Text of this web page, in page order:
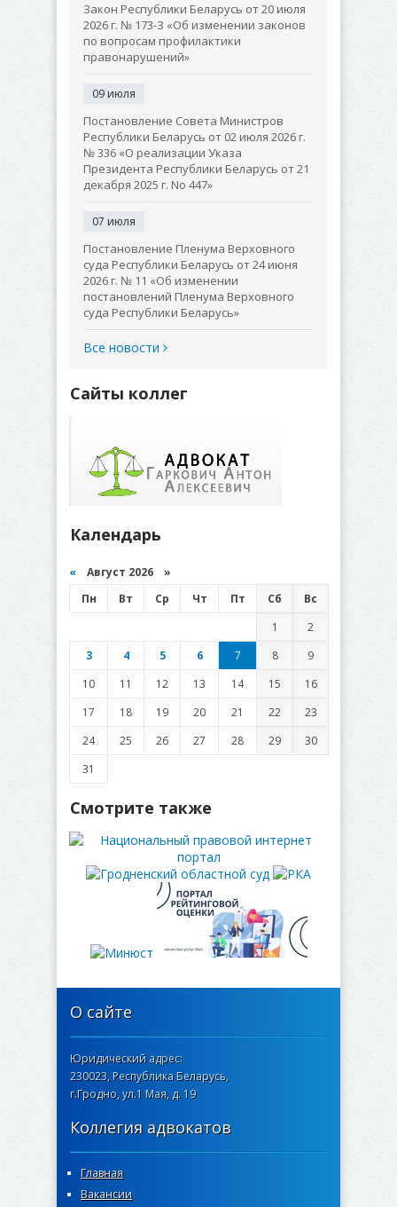
Закон Республики Беларусь от 20 июля
2026 г. № 173-З «Об изменении законов
по вопросам профилактики
правонарушений»
09 июля
Постановление Совета Министров
Республики Беларусь от 02 июля 2026 г.
№ 336 «О реализации Указа
Президента Республики Беларусь от 21
декабря 2025 г. No 447»
07 июля
Постановление Пленума Верховного
суда Республики Беларусь от 24 июня
2026 г. № 11 «Об изменении
постановлений Пленума Верховного
суда Республики Беларусь»
Все новости
Сайты коллег
Календарь
« Август 2026 »
Пн
Вт Ср Чт Пт Сб
Вс
1
2
3
4 5 6 7 8
9
10
11 12 13 14 15
16
17
18 19 20 21 22
23
24
25 26 27 28 29
30
31
Смотрите также
О сайте
Юридический адрес:
230023, Республика Беларусь,
г.Гродно, ул.1 Мая, д. 19
Коллегия адвокатов
Главная
Вакансии